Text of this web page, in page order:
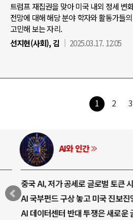
트럼프 재집권을 맞아 미국 내외 정세 변
전망에 대해 해당 분야 학자와 활동가들
고민해 보는 자리.
선지현(사회), 김
2025.03.17. 12:05
1 2 3
AI와 인간
중국 AI, 저가 공세로 글로벌 토큰 시..
AI 국부펀드 구상 놓고 미국 진보진영 ..
AI 데이터센터 반대 투쟁은 새로운 글로..